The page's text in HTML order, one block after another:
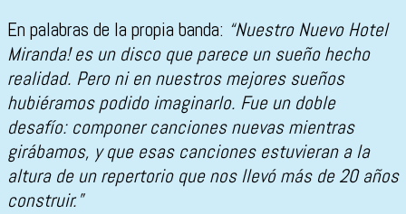
En palabras de la propia banda: “Nuestro Nuevo Hotel
Miranda! es un disco que parece un sueño hecho
realidad. Pero ni en nuestros mejores sueños
hubiéramos podido imaginarlo. Fue un doble
desafío: componer canciones nuevas mientras
girábamos, y que esas canciones estuvieran a la
altura de un repertorio que nos llevó más de 20 años
construir.”